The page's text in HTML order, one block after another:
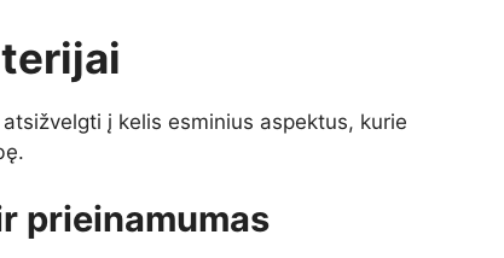
į kelis esminius aspektus, kurie
prieinamumas